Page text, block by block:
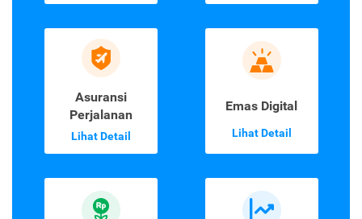
Asuransi
Perjalanan
Lihat Detail
Emas Digital
Lihat Detail